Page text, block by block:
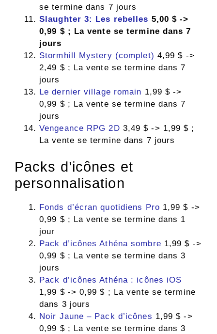
se termine dans 7 jours
Slaughter 3: Les rebelles 5,00 $ ->
0,99 $ ; La vente se termine dans 7
jours
Stormhill Mystery (complet) 4,99 $ ->
2,49 $ ; La vente se termine dans 7
jours
Le dernier village romain 1,99 $ ->
0,99 $ ; La vente se termine dans 7
jours
Vengeance RPG 2D 3,49 $ -> 1,99 $ ;
La vente se termine dans 7 jours
Packs d’icônes et
personnalisation
Fonds d’écran quotidiens Pro 1,99 $ ->
0,99 $ ; La vente se termine dans 1
jour
Pack d’icônes Athéna sombre 1,99 $ ->
0,99 $ ; La vente se termine dans 3
jours
Pack d’icônes Athéna : icônes iOS
1,99 $ -> 0,99 $ ; La vente se termine
dans 3 jours
Noir Jaune – Pack d’icônes 1,99 $ ->
0,99 $ ; La vente se termine dans 3